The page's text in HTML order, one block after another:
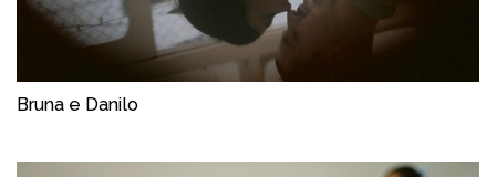
Bruna e Danilo